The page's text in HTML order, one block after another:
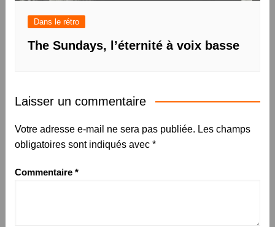
Dans le rétro
The Sundays, l’éternité à voix basse
Laisser un commentaire
Votre adresse e-mail ne sera pas publiée. Les champs
obligatoires sont indiqués avec *
Commentaire *